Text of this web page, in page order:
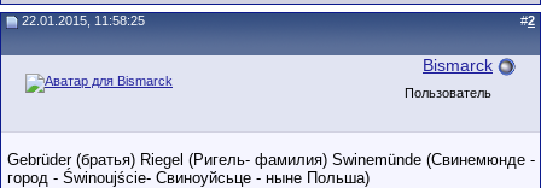
22.01.2015, 11:58:25 #2
Bismarck
Пользователь
Gebrüder (братья) Riegel (Ригель- фамилия) Swinemünde (Свинемюнде -
город - Świnoujście- Свиноуйсьце - ныне Польша)